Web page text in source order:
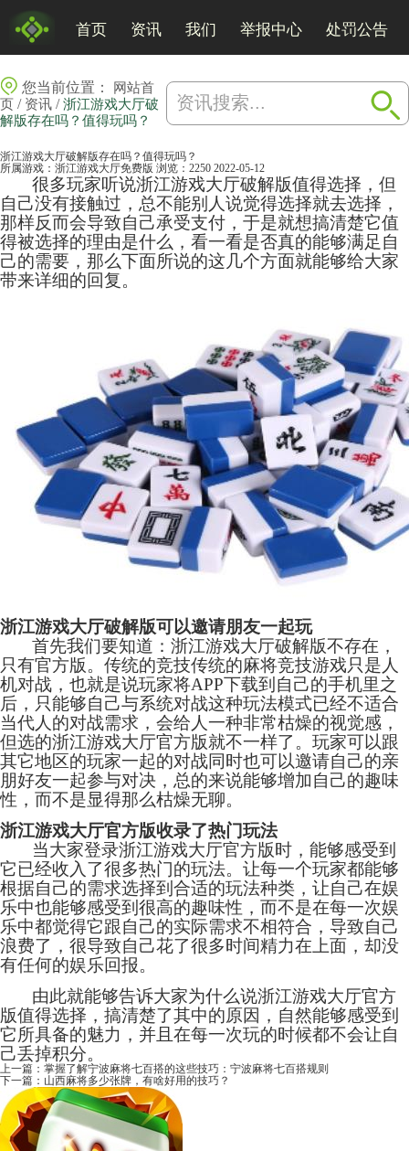
首页 资讯 我们 举报中心 处罚公告
您当前位置：
网站首
页 / 资讯 /浙江游戏大厅破
解版存在吗？值得玩吗？
浙江游戏大厅破解版存在吗？值得玩吗？
所属游戏： 浙江游戏大厅免费版 浏览：2250 2022-05-12
很多玩家听说浙江游戏大厅破解版值得选择，但
自己没有接触过，总不能别人说觉得选择就去选择，
那样反而会导致自己承受支付，于是就想搞清楚它值
得被选择的理由是什么，看一看是否真的能够满足自
己的需要，那么下面所说的这几个方面就能够给大家
带来详细的回复。
浙江游戏大厅破解版可以邀请朋友一起玩
首先我们要知道：浙江游戏大厅破解版不存在，
只有官方版。传统的竞技传统的麻将竞技游戏只是人
机对战，也就是说玩家将APP下载到自己的手机里之
后，只能够自己与系统对战这种玩法模式已经不适合
当代人的对战需求，会给人一种非常枯燥的视觉感，
但选的浙江游戏大厅官方版就不一样了。玩家可以跟
其它地区的玩家一起的对战同时也可以邀请自己的亲
朋好友一起参与对决，总的来说能够增加自己的趣味
性，而不是显得那么枯燥无聊。
浙江游戏大厅官方版收录了热门玩法
当大家登录浙江游戏大厅官方版时，能够感受到
它已经收入了很多热门的玩法。让每一个玩家都能够
根据自己的需求选择到合适的玩法种类，让自己在娱
乐中也能够感受到很高的趣味性，而不是在每一次娱
乐中都觉得它跟自己的实际需求不相符合，导致自己
浪费了，很导致自己花了很多时间精力在上面，却没
有任何的娱乐回报。
由此就能够告诉大家为什么说浙江游戏大厅官方
版值得选择，搞清楚了其中的原因，自然能够感受到
它所具备的魅力，并且在每一次玩的时候都不会让自
己丢掉积分。
上一篇： 掌握了解宁波麻将七百搭的这些技巧：宁波麻将七百搭规则
下一篇： 山西麻将多少张牌，有啥好用的技巧？